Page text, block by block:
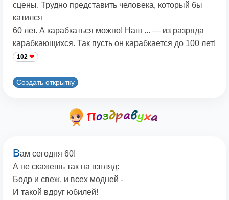
сцены. Трудно представить человека, который бы
катился
60 лет. А карабкаться можно! Наш ... — из разряда
карабкающихся. Так пусть он карабкается до 100 лет!
102
Создать открытку
Вам сегодня 60!
А не скажешь так на взгляд:
Бодр и свеж, и всех модней -
И такой вдруг юбилей!